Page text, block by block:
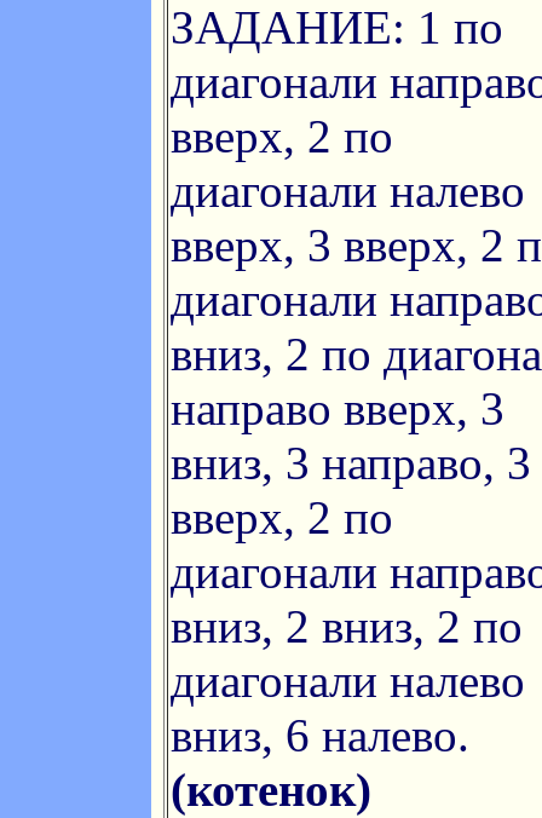
ЗАДАНИЕ: 1 по
диагонали
вверх, 2 по
диагонали налево
вверх, 3 вверх, 2
диагонали
вниз, 2 по
направо вверх, 3
вниз, 3 направо, 3
вверх, 2 по
диагонали
вниз, 2 вниз, 2 по
диагонали налево
вниз, 6 налево.
(котенок)